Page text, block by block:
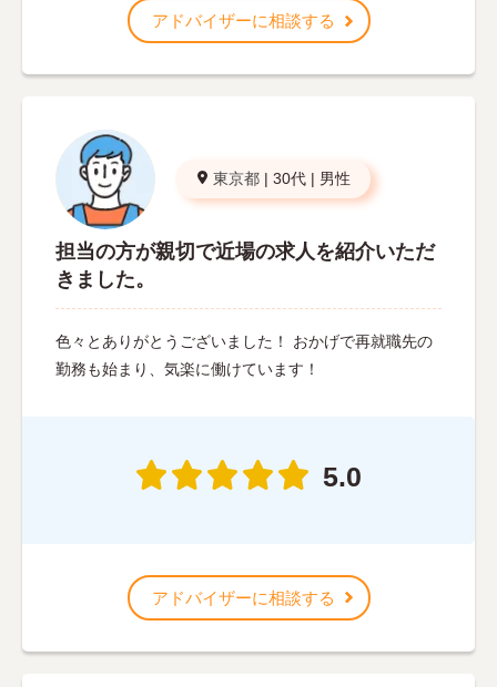
アドバイザーに相談する
東京都 | 30代 | 男性
担当の方が親切で近場の求人を紹介いただ
きました。
色々とありがとうございました！ おかげで再就職先の
勤務も始まり、気楽に働けています！
5.0
アドバイザーに相談する